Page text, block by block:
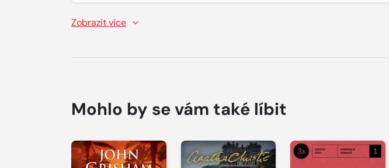
Zobrazit více
Mohlo by se vám také líbit
Přehrát Přehrát